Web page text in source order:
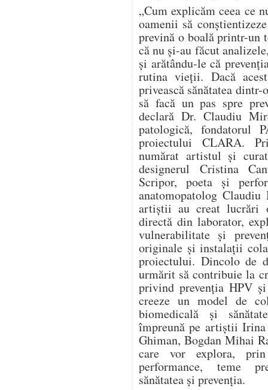
„Cum explicăm ceea ce
oamenii să
prevină o boală printr-un
că nu și-au făcut
și arătându-le că
rutina vieții. Dacă
privească sănătatea
să facă un pas spre
declară Dr. Claudiu
patologică, fondatorul
proiectului CLARA.
numărat artistul și
designerul Cristina
Scripor, poeta și
anatomopatolog
artiștii au creat lucrări
directă din laborator,
vulnerabilitate și
originale și instalații
proiectului. Dincolo de
urmărit să contribuie la
privind prevenția HPV
creeze un model de
biomedicală și
împreună pe artiștii
Ghiman, Bogdan Mihai
care vor explora,
performance, teme
sănătatea și prevenția.